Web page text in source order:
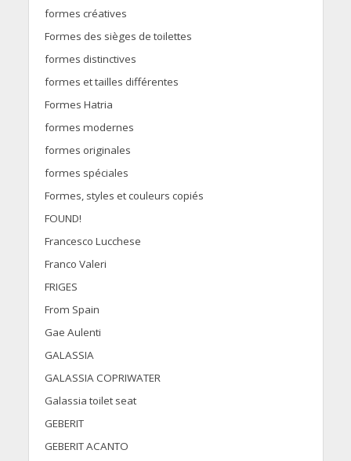
formes créatives
Formes des sièges de toilettes
formes distinctives
formes et tailles différentes
Formes Hatria
formes modernes
formes originales
formes spéciales
Formes, styles et couleurs copiés
FOUND!
Francesco Lucchese
Franco Valeri
FRIGES
From Spain
Gae Aulenti
GALASSIA
GALASSIA COPRIWATER
Galassia toilet seat
GEBERIT
GEBERIT ACANTO